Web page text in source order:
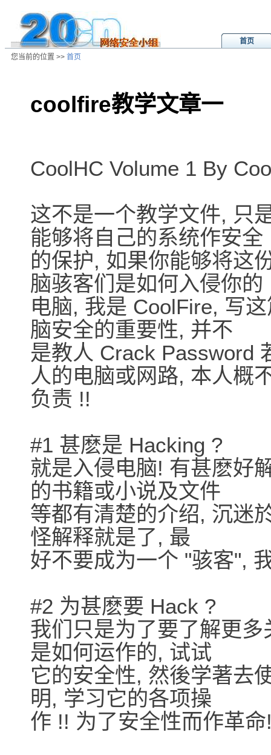
首页
您当前的位置 >> 首页
coolfire教学文章一
CoolHC Volume 1 By
这不是一个教学文件, 只
能够将自己的系统作安全
的保护, 如果你能够将这
脑骇客们是如何入侵你的
电脑, 我是 CoolFire, 写
脑安全的重要性, 并不
是教人 Crack Password
人的电脑或网路, 本人概
负责 !!
#1 甚麽是 Hacking ?
就是入侵电脑! 有甚麽好
的书籍或小说及文件
等都有清楚的介绍, 沉迷
怪解释就是了, 最
好不要成为一个 "骇客",
#2 为甚麽要 Hack ?
我们只是为了要了解更
是如何运作的, 试试
它的安全性, 然後学著去
明, 学习它的各项操
作 !! 为了安全性而作革命